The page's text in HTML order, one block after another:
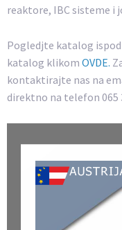
reaktore, IBC sisteme i
Pogledjte katalog
katalog klikom OVDE.
kontaktirajte nas na
direktno na telefon 065